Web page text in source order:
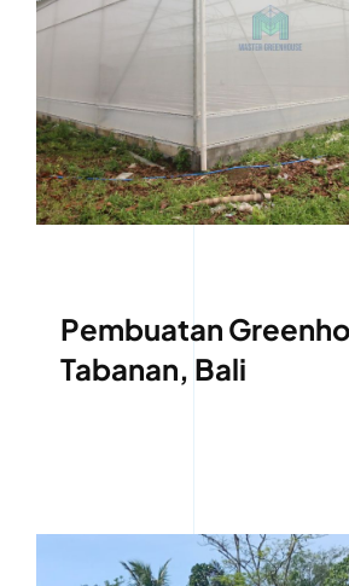
Pembuatan
Tabanan, Bali